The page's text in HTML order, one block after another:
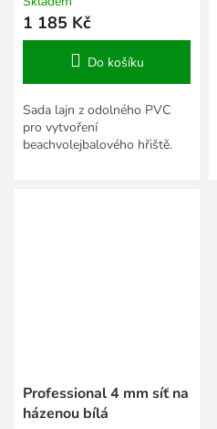
1 185 Kč
Do košíku
Sada lajn z odolného PVC
pro vytvoření
beachvolejbalového hřiště.
Professional 4 mm síť na
házenou bílá